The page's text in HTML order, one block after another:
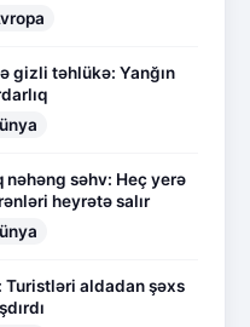
gizli təhlükə: Yanğın
nəhəng səhv: Heç yerə
heyrətə salır
Turistləri aldadan şəxs